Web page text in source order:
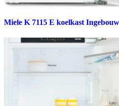
Miele K 7115 E koelkast